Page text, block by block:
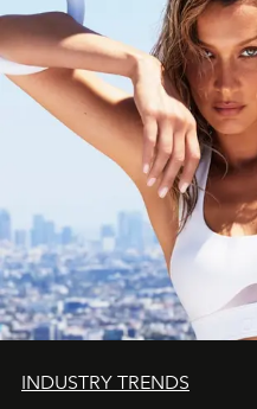
INDUSTRY TRENDS